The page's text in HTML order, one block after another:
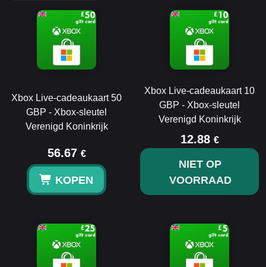
Xbox Live-cadeaukaart 50
GBP - Xbox-sleutel
Verenigd Koninkrijk
56.67 €
KOPEN
Xbox Live-cadeaukaart 10
GBP - Xbox-sleutel
Verenigd Koninkrijk
12.88 €
NIET OP
VOORRAAD